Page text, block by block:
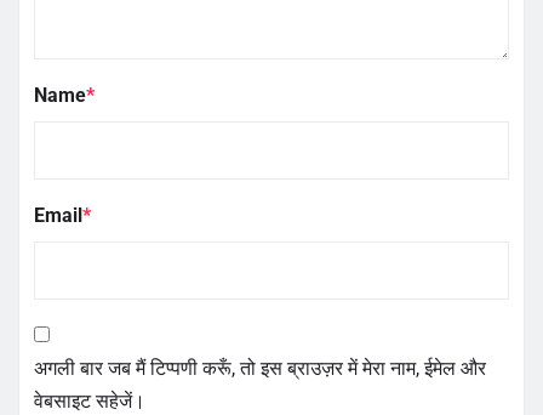
Name*
Email*
अगली बार जब मैं टिप्पणी करूँ, तो इस ब्राउज़र में मेरा नाम, ईमेल और
वेबसाइट सहेजें।